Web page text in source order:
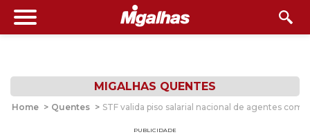
MIGALHAS QUENTES
Home > Quentes > STF valida piso salarial nacional de agentes
PUBLICIDADE